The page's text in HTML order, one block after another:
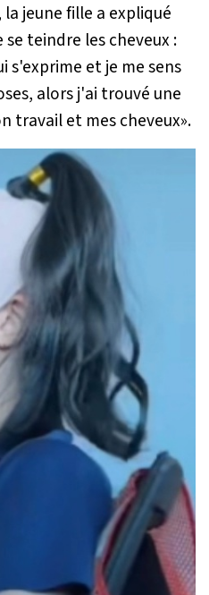
jeune fille a expliqué
teindre les cheveux :
s'exprime et je me sens
alors j'ai trouvé une
travail et mes cheveux».